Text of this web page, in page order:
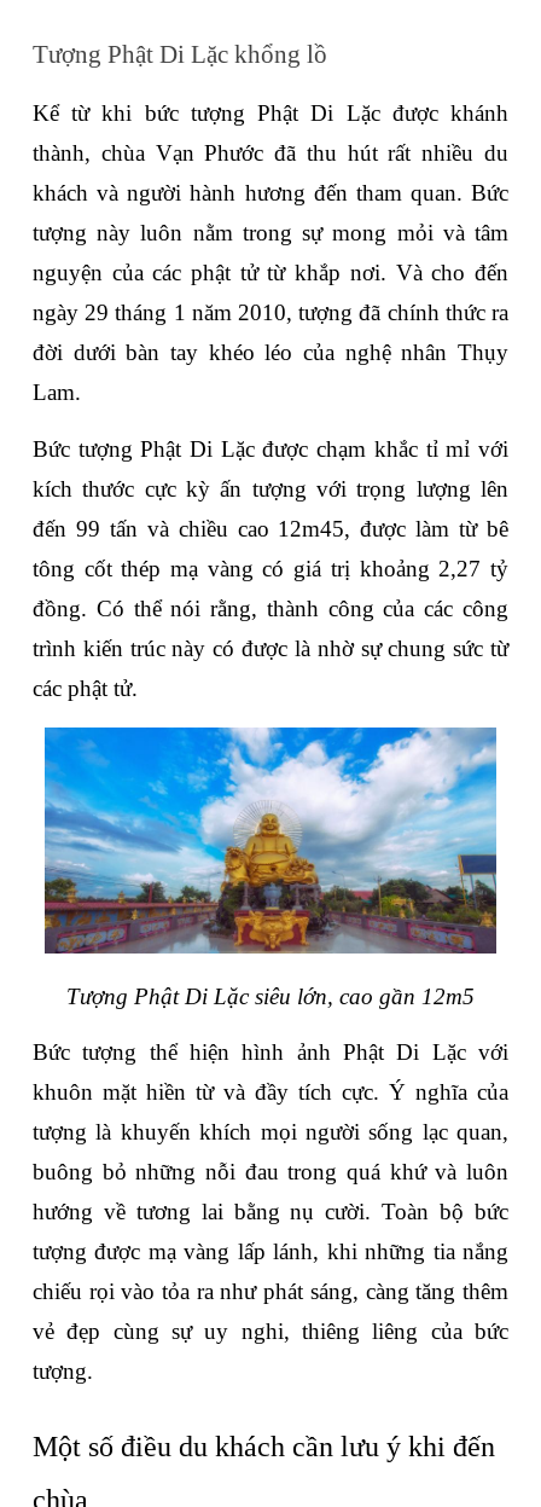
Tượng Phật Di Lặc khổng lồ
Kể từ khi bức tượng Phật Di Lặc được khánh
thành, chùa Vạn Phước đã thu hút rất nhiều du
khách và người hành hương đến tham quan. Bức
tượng này luôn nằm trong sự mong mỏi và tâm
nguyện của các phật tử từ khắp nơi. Và cho đến
ngày 29 tháng 1 năm 2010, tượng đã chính thức ra
đời dưới bàn tay khéo léo của nghệ nhân Thụy
Lam.
Bức tượng Phật Di Lặc được chạm khắc tỉ mỉ với
kích thước cực kỳ ấn tượng với trọng lượng lên
đến 99 tấn và chiều cao 12m45, được làm từ bê
tông cốt thép mạ vàng có giá trị khoảng 2,27 tỷ
đồng. Có thể nói rằng, thành công của các công
trình kiến trúc này có được là nhờ sự chung sức từ
các phật tử.
Tượng Phật Di Lặc siêu lớn, cao gần 12m5
Bức tượng thể hiện hình ảnh Phật Di Lặc với
khuôn mặt hiền từ và đầy tích cực. Ý nghĩa của
tượng là khuyến khích mọi người sống lạc quan,
buông bỏ những nỗi đau trong quá khứ và luôn
hướng về tương lai bằng nụ cười. Toàn bộ bức
tượng được mạ vàng lấp lánh, khi những tia nắng
chiếu rọi vào tỏa ra như phát sáng, càng tăng thêm
vẻ đẹp cùng sự uy nghi, thiêng liêng của bức
tượng.
Một số điều du khách cần lưu ý khi đến
chùa